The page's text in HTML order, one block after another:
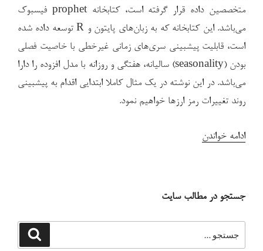
متخصصین داده قرار گرفته است، کتابخانه prophet فیسبوک
می‌باشد. این کتابخانه که به زبان‌های پایتون و R توسعه داده شده
است، قابلیت پیشبینی سری‌های زمانی غیرخطی با خاصیت فصلی
بودن (seasonality) سالیانه، هفتگی و روزانه با مدل افزوده را دارا
می‌باشد. در این نوشته در یک مثال کاملا ابتدایی اقدام به پیشبینی
روند تغییرات رمز ارزها خواهیم نمود.
ادامه خواندن
ارزها
جستجو در مطالب سایت
برای
جستجو